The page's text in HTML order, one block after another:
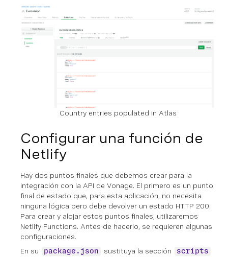
Country entries populated in Atlas
Configurar una función de
Netlify
Hay dos puntos finales que debemos crear para la
integración con la API de Vonage. El primero es un punto
final de estado que, para esta aplicación, no necesita
ninguna lógica pero debe devolver un estado HTTP 200.
Para crear y alojar estos puntos finales, utilizaremos
Netlify Functions. Antes de hacerlo, se requieren algunas
configuraciones.
En su
package.json sustituya la sección scripts